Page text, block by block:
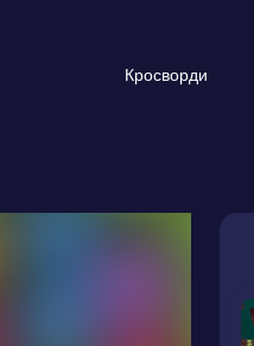
Кросворди